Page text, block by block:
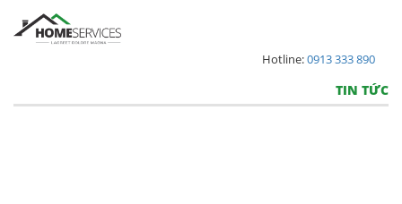
Hotline:0913 333 890
TIN TỨC